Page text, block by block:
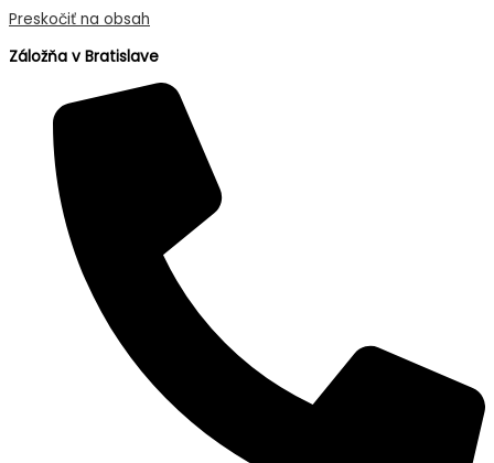
Preskočiť na obsah
Záložňa v Bratislave